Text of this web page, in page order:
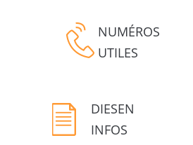
NUMÉROS
UTILES
DIESEN
INFOS